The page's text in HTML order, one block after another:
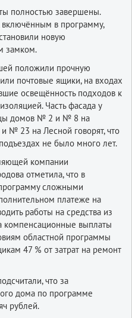
полностью завершены.
включённым в программу,
новую
замком.
положили прочную
почтовые ящики, на входах
освещённость подходов к
Часть фасада у
домов № 2 и № 8 на
№ 23 на Лесной говорят, что
не было много лет.
компании
отметила, что в
сложными
платеже на
работы на средства из
компенсационные выплаты
областной программы
47 % от затрат на ремонт
что за
дома по программе
рублей.